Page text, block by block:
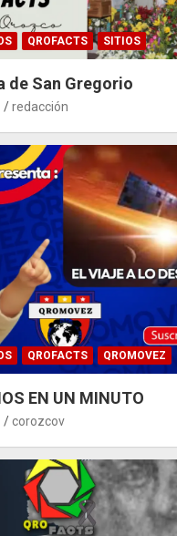
QROFACTS SITIOS
de San Gregorio
redacción
QROFACTS QROMOVEZ
EN UN MINUTO
corozcov